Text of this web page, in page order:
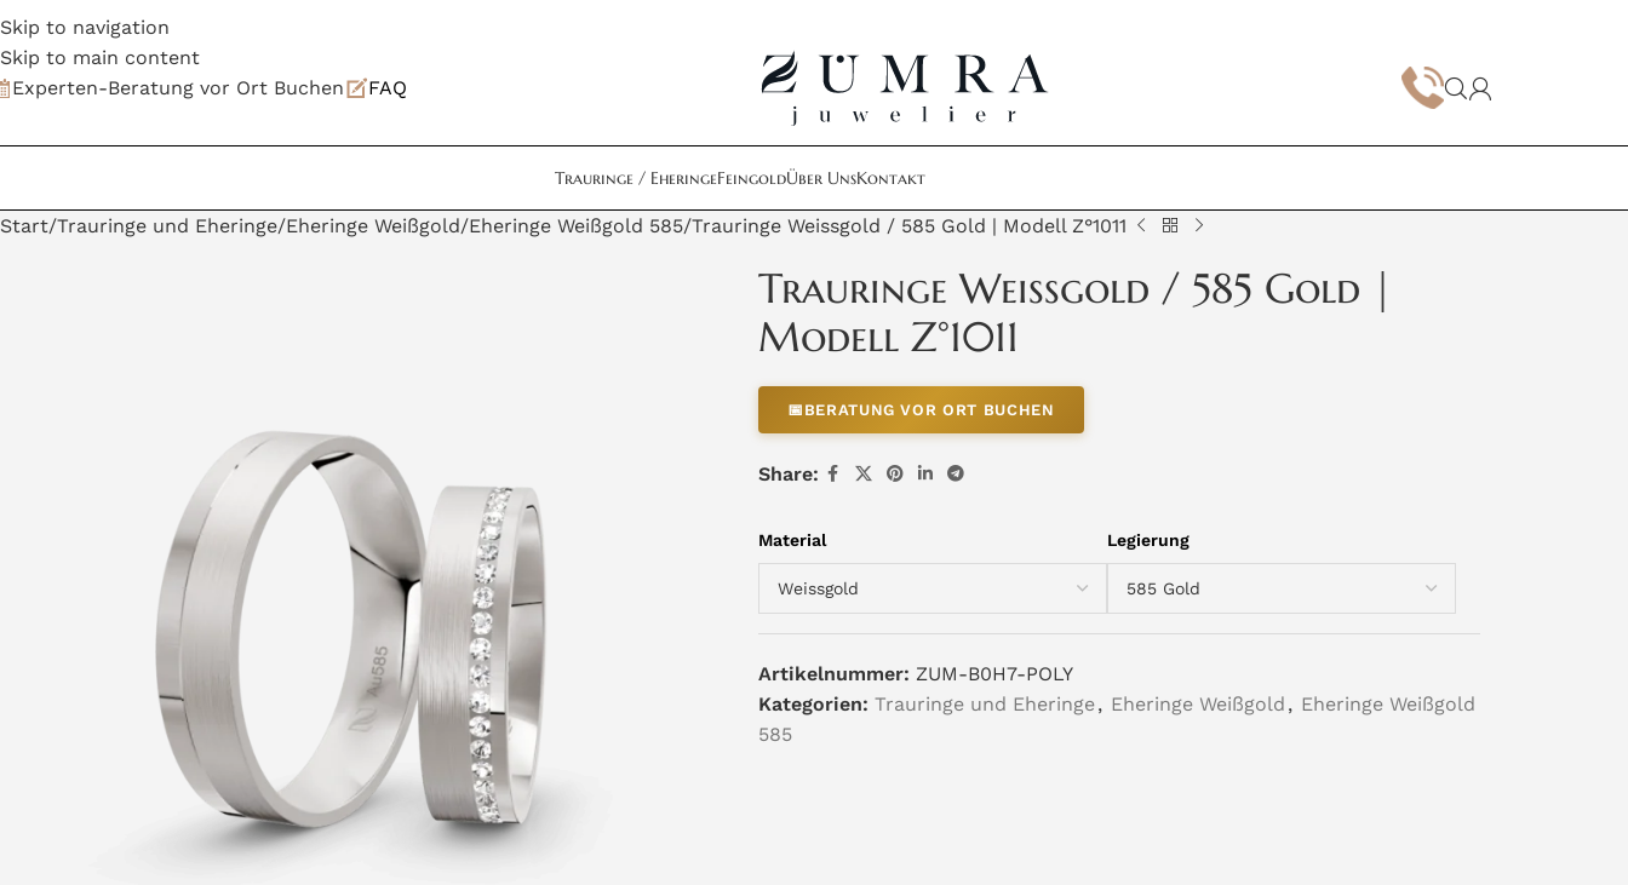
Skip to navigation
Skip to main content
Experten-Beratung vor Ort Buchen
FAQ
Trauringe / EheringeFeingoldÜber UnsKontakt
Start Trauringe und Eheringe Eheringe Weißgold Eheringe Weißgold 585 Trauringe Weissgold / 585 Gold | Modell Z°1011
Trauringe Weissgold / 585 Gold |
Modell Z°1011
📅 BERATUNG VOR ORT BUCHEN
Share:
Material Legierung
Artikelnummer: ZUM-B0H7-POLY
Kategorien: Trauringe und Eheringe, Eheringe Weißgold , Eheringe Weißgold
585